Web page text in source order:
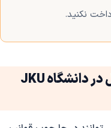
نکنید.
کار دانشجویی در کنار تحصیل در دانشگاه JKU